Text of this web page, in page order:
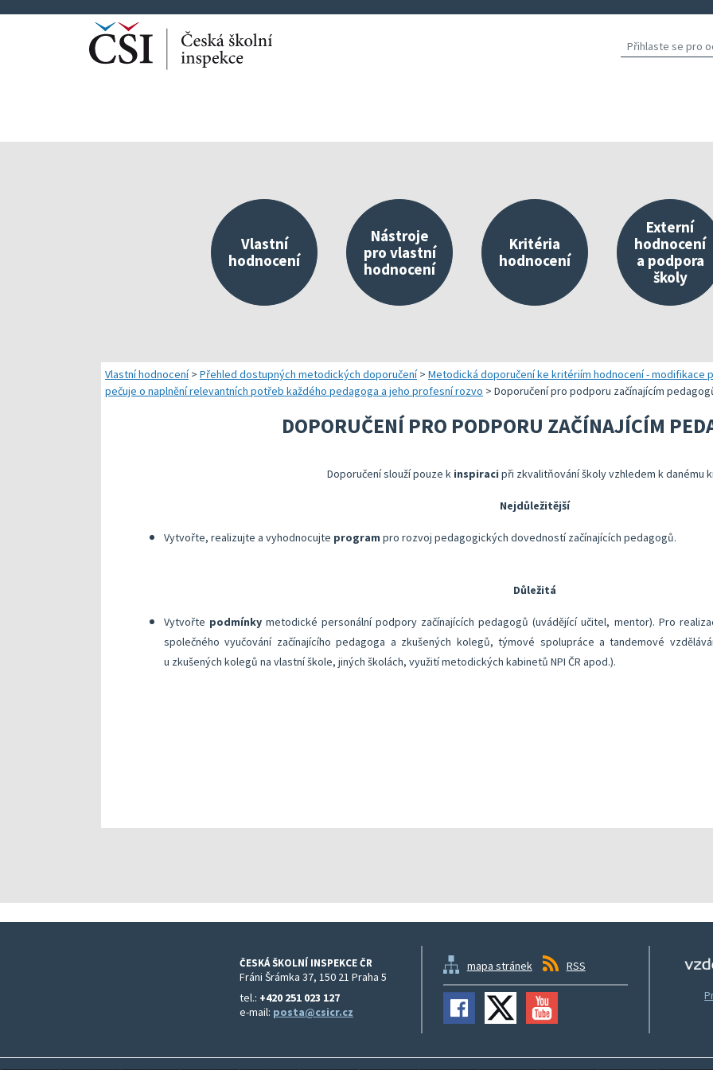
Vlastní
hodnocení
Náměty pro plánování a realizaci vlastního hodnocení
Přehled dostupných metodických doporučení
Kompetenční předpoklady ředitele školy
Nástroje
pro vlastní
hodnocení
Správa autoevaluačních akcí v InspIS DATA
Nástroje mimo InspIS DATA
Screening duševního zdraví a wellbeingu žáků
Kritéria
hodnocení
Oblasti kritérií hodnocení
Struktura zobrazených kritérií
Ukazatele možností rozvoje školy
Externí
hodnocení
a podpora
školy
Realizace
Vybrané
KOMPAS s
Vlastní hodnocení> Přehled dostupných metodických doporučení> Metodická doporučení ke kritériím hodnocení - modifikace
pečuje o naplnění relevantních potřeb každého pedagoga a jeho profesní rozvo > Doporučení pro podporu začínajícím
DOPORUČENÍ PRO PODPORU ZAČÍNAJÍCÍM
Doporučení slouží pouze k inspiraci při zkvalitňování školy vzhledem k danému
Nejdůležitější
Vytvořte, realizujte a vyhodnocujte program pro rozvoj pedagogických dovedností začínajících pedagogů.
Důležitá
Vytvořte podmínky metodické personální podpory začínajících pedagogů (uvádějící učitel, mentor). Pro
společného vyučování začínajícího pedagoga a zkušených kolegů, týmové spolupráce a tandemové
u zkušených kolegů na vlastní škole, jiných školách, využití metodických kabinetů NPI ČR apod.).
ČESKÁ ŠKOLNÍ INSPEKCE ČR
Fráni Šrámka 37, 150 21 Praha 5
tel.: +420 251 023 127
e-mail: posta@csicr.cz
mapa stránek RSS